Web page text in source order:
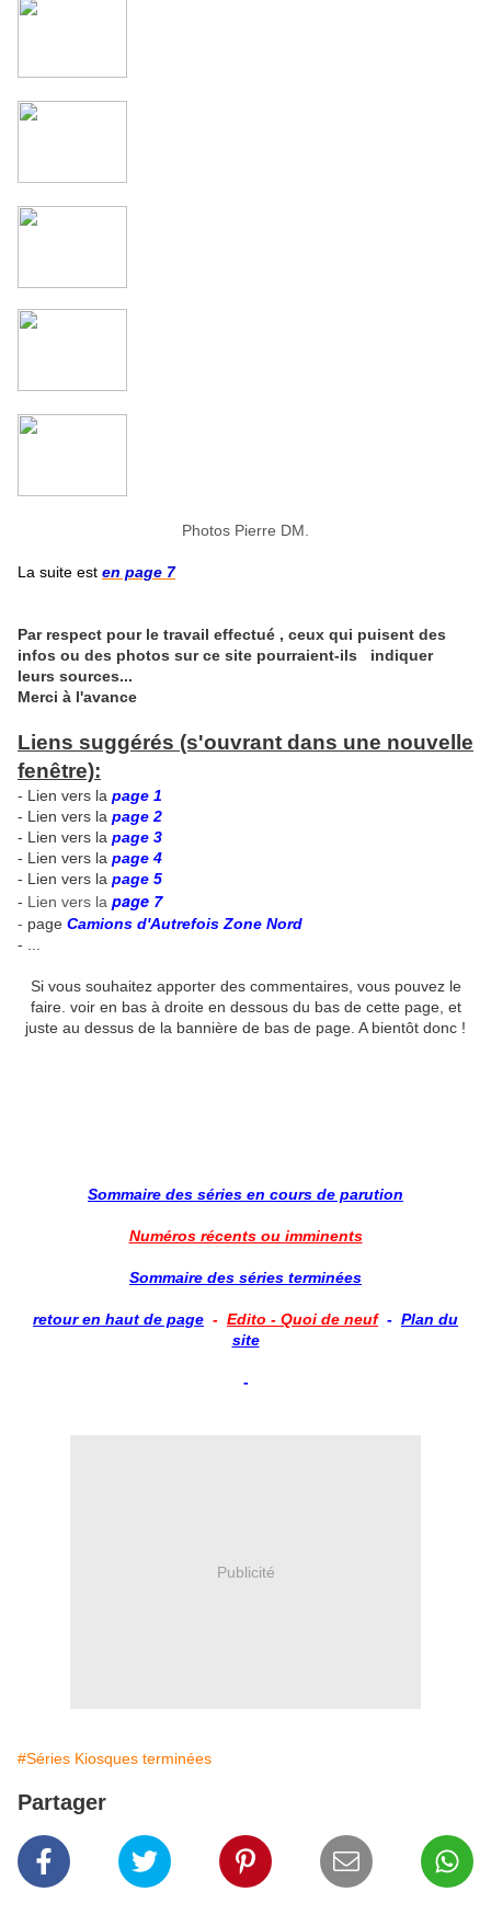
Photos Pierre DM.
La suite est en page 7
Par respect pour le travail effectué , ceux qui puisent des
infos ou des photos sur ce site pourraient-ils indiquer
leurs sources...
Merci à l'avance
Liens suggérés (s'ouvrant dans une nouvelle
fenêtre):
- Lien vers la page 1
- Lien vers la page 2
- Lien vers la page 3
- Lien vers la page 4
- Lien vers la page 5
- Lien vers la page 7
- page Camions d'Autrefois Zone Nord
- ...
Si vous souhaitez apporter des commentaires, vous pouvez le
faire. voir en bas à droite en dessous du bas de cette page, et
juste au dessus de la bannière de bas de page. A bientôt donc !
Sommaire des séries en cours de parution
Numéros récents ou imminents
Sommaire des séries terminées
retour en haut de page - Edito - Quoi de neuf- Plan du
site
-
Publicité
#Séries Kiosques terminées
Partager